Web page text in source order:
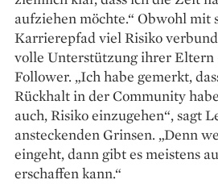
aufziehen möchte.“ Obwohl mit
Karrierepfad viel Risiko
volle Unterstützung ihrer Eltern
Follower. „Ich habe gemerkt,
Rückhalt in der Community
auch, Risiko einzugehen“, sagt
ansteckenden Grinsen. „Denn
eingeht, dann gibt es meistens
erschaffen kann.“